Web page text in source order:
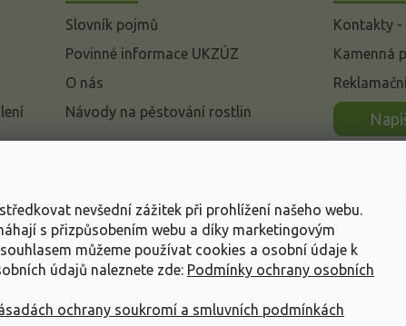
nevšední zážitek při prohlížení našeho webu.
s přizpůsobením webu a díky marketingovým
můžeme používat cookies a osobní údaje k
údajů naleznete zde: Podmínky ochrany osobních
ochrany soukromí a smluvních podmínkách
Slovník pojmů
Povinné informace UKZÚZ
O nás
Návody na pěstování rostlin
Kontakty -
Kamenná